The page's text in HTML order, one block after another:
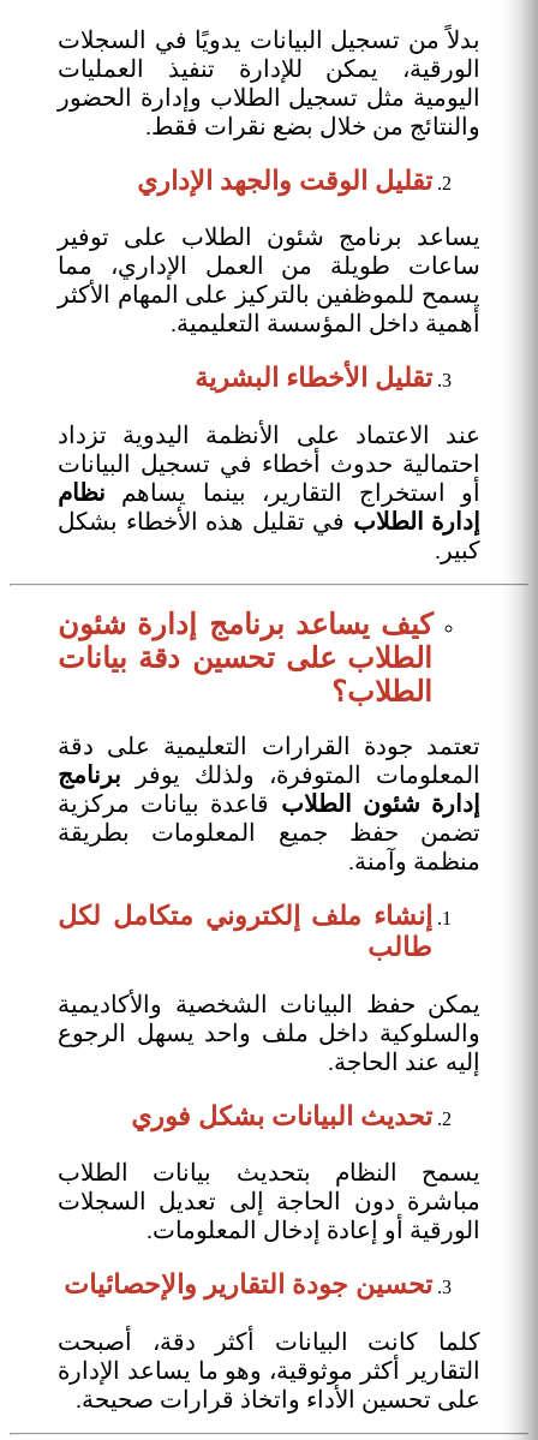
بدلاً من تسجيل البيانات يدويًا في السجلات
الورقية، يمكن للإدارة تنفيذ العمليات
اليومية مثل تسجيل الطلاب وإدارة الحضور
والنتائج من خلال بضع نقرات فقط.
تقليل الوقت والجهد الإداري
يساعد برنامج شئون الطلاب على توفير
ساعات طويلة من العمل الإداري، مما
يسمح للموظفين بالتركيز على المهام الأكثر
أهمية داخل المؤسسة التعليمية.
تقليل الأخطاء البشرية
عند الاعتماد على الأنظمة اليدوية تزداد
احتمالية حدوث أخطاء في تسجيل البيانات
أو استخراج التقارير، بينما يساهم نظام
إدارة الطلاب في تقليل هذه الأخطاء بشكل
كبير.
كيف يساعد برنامج إدارة شئون
الطلاب على تحسين دقة بيانات
الطلاب؟
تعتمد جودة القرارات التعليمية على دقة
المعلومات المتوفرة، ولذلك يوفر برنامج
إدارة شئون الطلاب قاعدة بيانات مركزية
تضمن حفظ جميع المعلومات بطريقة
منظمة وآمنة.
إنشاء ملف إلكتروني متكامل لكل
طالب
يمكن حفظ البيانات الشخصية والأكاديمية
والسلوكية داخل ملف واحد يسهل الرجوع
إليه عند الحاجة.
تحديث البيانات بشكل فوري
يسمح النظام بتحديث بيانات الطلاب
مباشرة دون الحاجة إلى تعديل السجلات
الورقية أو إعادة إدخال المعلومات.
تحسين جودة التقارير والإحصائيات
كلما كانت البيانات أكثر دقة، أصبحت
التقارير أكثر موثوقية، وهو ما يساعد الإدارة
على تحسين الأداء واتخاذ قرارات صحيحة.